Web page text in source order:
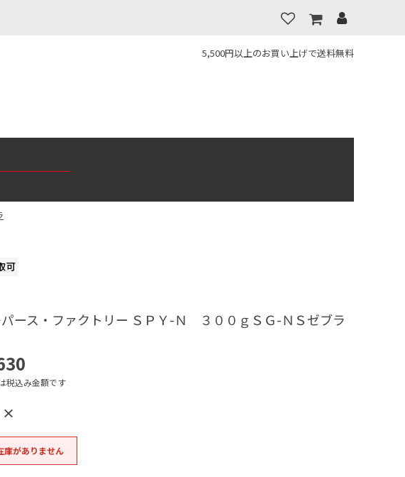
5,500円以上のお買い上げで送料無料
ース・ファクトリー ＳＰＹ-Ｎ ３００ｇＳＧ-ＮＳゼブラ
税込み金額です
×
庫がありません